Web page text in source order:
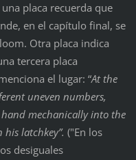
placa recuerda que
en el capítulo final, se
Otra placa indica
tercera placa
el lugar: “At the
uneven numbers,
mechanically into the
latchkey”. ("En los
desiguales